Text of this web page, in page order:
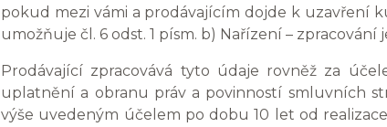
pokud mezi vámi a prodávajícím dojde k uzavření
umožňuje čl. 6 odst. 1 písm. b) Nařízení –
Prodávající zpracovává tyto údaje rovněž za
uplatnění a obranu práv a povinností smluvních
výše uvedeným účelem po dobu 10 let od